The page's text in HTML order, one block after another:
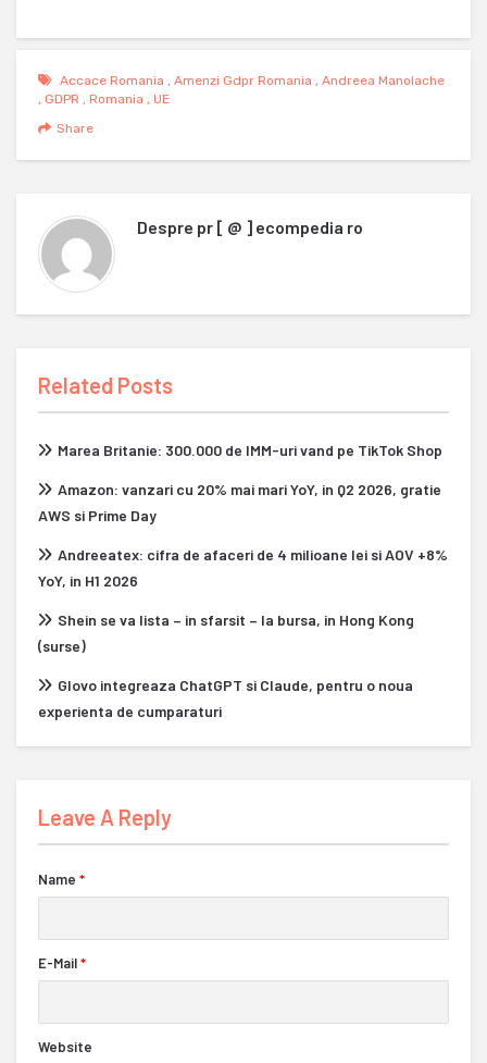
Accace Romania , Amenzi Gdpr Romania , Andreea Manolache
, GDPR , Romania , UE
Share
Despre pr [ @ ] ecompedia ro
Related Posts
Marea Britanie: 300.000 de IMM-uri vand pe TikTok Shop
Amazon: vanzari cu 20% mai mari YoY, in Q2 2026, gratie
AWS si Prime Day
Andreeatex: cifra de afaceri de 4 milioane lei si AOV +8%
YoY, in H1 2026
Shein se va lista – in sfarsit – la bursa, in Hong Kong
(surse)
Glovo integreaza ChatGPT si Claude, pentru o noua
experienta de cumparaturi
Leave A Reply
Name *
E-Mail*
Website